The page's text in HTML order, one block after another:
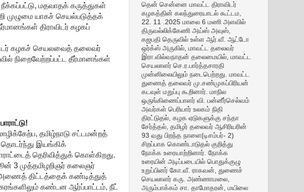
மதவாதக் கருத்துகள்
முழுமை யாகச் செயல்படுத்தக்
திராவிடர் கழகப்
கழகச் செயலவைத் தலைவர்
நிறைவேற்றப்பட்ட தீர்மானங்கள்
தமிழ்நாடு சட்டமன்றத்
தொடர்ந்து இயங்கிக்
தெரிவித்துக் கொள்கிறது.
3 முத்தமிழறிஞர் கலைஞர்
அணைத் திட்டத்தைக் கண்டித்துத்
கண்டன ஆர்ப்பாட்டம், நீட்
தென் சென்னை மாவட்ட திராவிடர்
கழகத்தின் கலந்துரையாடல் கூட்டம,
22. 11 .2025 மாலை 6 மணி அளவில்
திருவல்லிக்கேணி அய்ஸ் அவுஸ்,
கஜபதி தெருவில் உள்ள ஆர்.வீ. ஆட்டோ
ஒர்க்ஸ் அருகில், மாவட்ட தலைவர்
இரா.வில்வநாதன் தலைமையில், மாவட்ட
செயலாளர் செ.ர.பார்த்தசாரதி
முன்னிலையிலும் நடைபெற்றது. மாவட்ட
துணைத் தலைவர் மு.சண்முகப்பிரியன்
கடவுள் மறுப்பு கூறினார். மாநில
ஒருங்கிணைப்பாளர் வி. பன்னீர்செல்வம்
அவர்கள் பெரியார் உலகம் நிதி
திரட்டுதல், கழக ஏடுகளுக்கு சந்தா
சேர்த்தல், தமிழர் தலைவர் ஆசிரியரின்
93 வது பிறந்த நாளை(டிசம்பர்- 2)
சிறப்பாக கொண்டாடுதல் குறித்து
நோக்க உரையாற்றினார். நோக்க
உரையின் அடிப்படையில் பொதுக்குழு
உறுப்பினர் கோ.வீ. ராகவன், துணைச்
செயலாளர் கரு. அண்ணாமலை,
அரும்பாக்கம் சா. தாமோதரன், மயிலை